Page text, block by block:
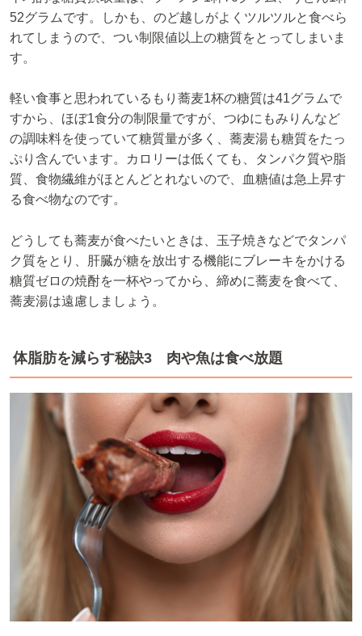
52グラムです。しかも、のど越しがよくツルツルと食べら
れてしまうので、つい制限値以上の糖質をとってしまいま
す。
軽い食事と思われているもり蕎麦1杯の糖質は41グラムで
すから、ほぼ1食分の制限量ですが、つゆにもみりんなど
の調味料を使っていて糖質量が多く、蕎麦湯も糖質をたっ
ぷり含んでいます。カロリーは低くても、タンパク質や脂
質、食物繊維がほとんどとれないので、血糖値は急上昇す
る食べ物なのです。
どうしても蕎麦が食べたいときは、玉子焼きなどでタンパ
ク質をとり、肝臓が糖を放出する機能にブレーキをかける
糖質ゼロの焼酎を一杯やってから、締めに蕎麦を食べて、
蕎麦湯は遠慮しましょう。
体脂肪を減らす秘訣3 肉や魚は食べ放題